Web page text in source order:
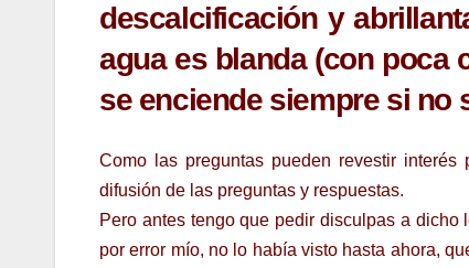
descalcificación y
agua es blanda (con poca
se enciende siempre si no
Como las preguntas pueden revestir
difusión de las preguntas y respuestas.
Pero antes tengo que pedir disculpas a
por error mío, no lo había visto hasta ahora,